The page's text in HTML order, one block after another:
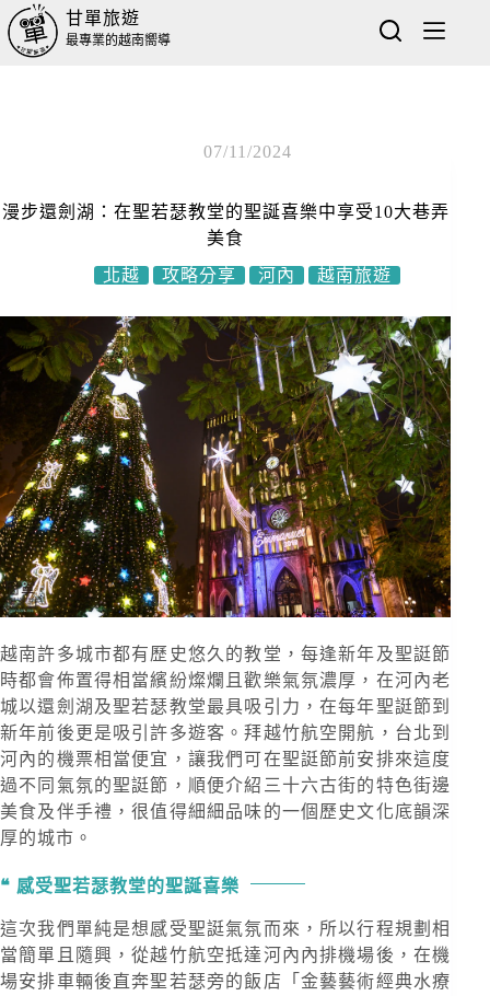
甘單旅遊
最專業的越南嚮導
07/11/2024
漫步還劍湖：在聖若瑟教堂的聖誕喜樂中享受10大巷弄
美食
北越
攻略分享 河內 越南旅遊
越南許多城市都有歷史悠久的教堂，每逢新年及聖誔節
時都會佈置得相當繽紛燦爛且歡樂氣氛濃厚，在河內老
城以還劍湖及聖若瑟教堂最具吸引力，在每年聖誔節到
新年前後更是吸引許多遊客。拜越竹航空開航，台北到
河內的機票相當便宜，讓我們可在聖誔節前安排來這度
過不同氣氛的聖誔節，順便介紹三十六古街的特色街邊
美食及伴手禮，很值得細細品味的一個歷史文化底韻深
厚的城市。
感受聖若瑟教堂的聖誕喜樂
這次我們單純是想感受聖誔氣氛而來，所以行程規劃相
當簡單且隨興，從越竹航空抵達河內內排機場後，在機
場安排車輛後直奔聖若瑟旁的飯店「金藝藝術經典水療